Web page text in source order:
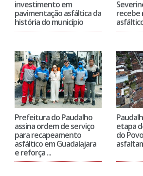
Prefeitura do Paudalho
assina ordem de serviço
para recapeamento
asfáltico em Guadalajara
e reforça ...
etapa
do